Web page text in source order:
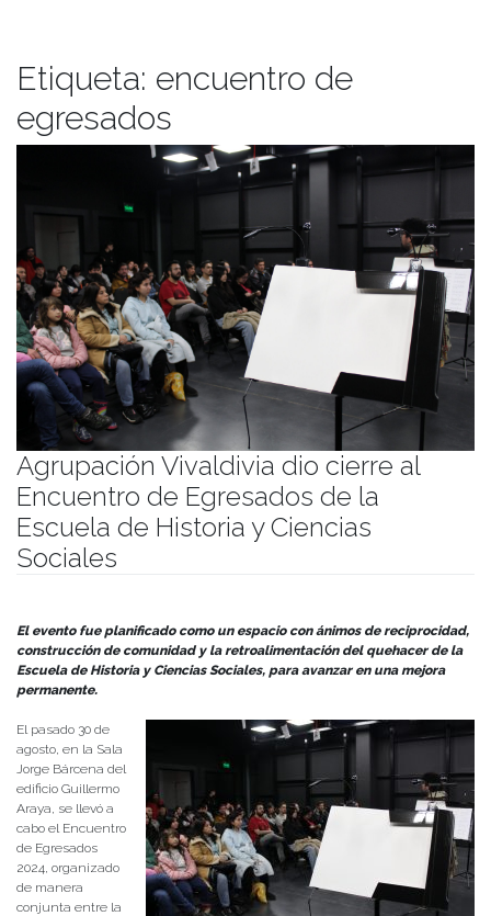
Etiqueta: encuentro de
egresados
Agrupación Vivaldivia dio cierre al
Encuentro de Egresados de la
Escuela de Historia y Ciencias
Sociales
El evento fue planificado como un espacio con ánimos de reciprocidad,
construcción de comunidad y la retroalimentación del quehacer de la
Escuela de Historia y Ciencias Sociales, para avanzar en una mejora
permanente.
El pasado 30 de
agosto, en la Sala
Jorge Bárcena del
edificio Guillermo
Araya, se llevó a
cabo el Encuentro
de Egresados
2024, organizado
de manera
conjunta entre la